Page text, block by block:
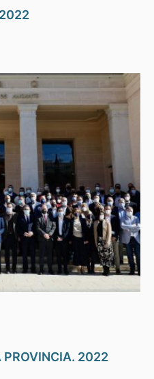
PROVINCIA. 2022